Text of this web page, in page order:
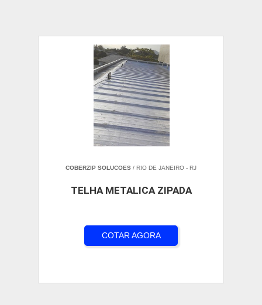
COBERZIP SOLUCOES / RIO DE JANEIRO - RJ
TELHA METALICA ZIPADA
COTAR AGORA